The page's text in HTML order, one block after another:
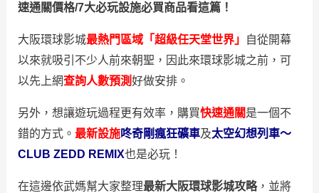
速通關價格/7大必玩設施必買商品看這篇！
大阪環球影城最熱門區域「超級任天堂世界」
自從開幕
以來就吸引不少人前來朝聖，因此來環球影城之前，可
以先上網查詢人數預測好做安排。
另外，想讓遊玩過程更有效率，購買快速通關是一個不
錯的方式。 最新設施咚奇剛瘋狂礦車及太空幻想列車～
CLUB ZEDD REMIX也是必玩！
在這邊依武媽幫大家整理最新大阪環球影城攻略，並將